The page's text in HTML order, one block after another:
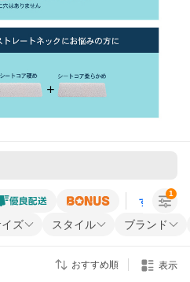
すべての条
ズ スタイル ブランド
1
おすすめ順 表示